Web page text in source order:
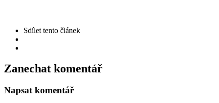
Sdílet tento článek
Zanechat komentář
Napsat komentář